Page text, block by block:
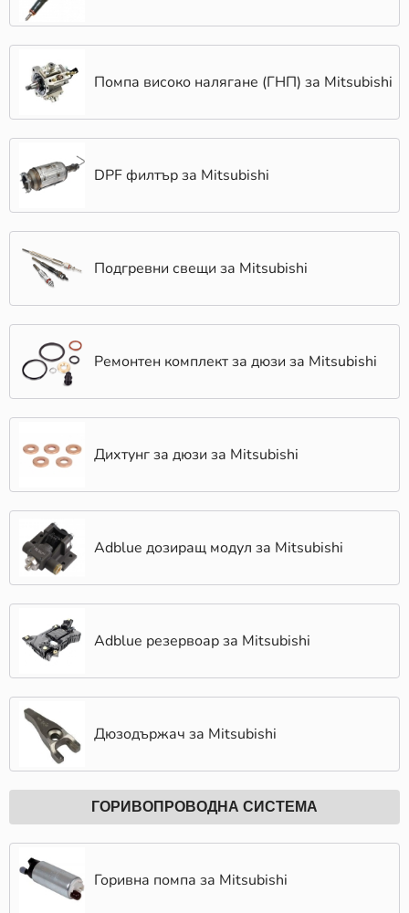
Помпа високо налягане (ГНП) за Mitsubishi
DPF филтър за Mitsubishi
Подгревни свещи за Mitsubishi
Ремонтен комплект за дюзи за Mitsubishi
Дихтунг за дюзи за Mitsubishi
Adblue дозиращ модул за Mitsubishi
Adblue резервоар за Mitsubishi
Дюзодържач за Mitsubishi
ГОРИВОПРОВОДНА СИСТЕМА
Горивна помпа за Mitsubishi